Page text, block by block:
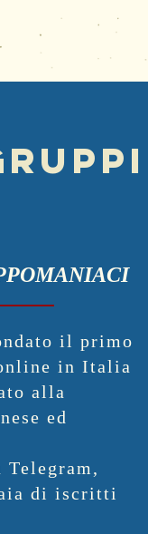
il primo
in Italia
alla
ed
Telegram,
di iscritti